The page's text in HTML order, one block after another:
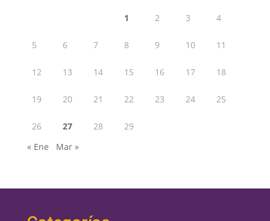
1 2 3 4
5 6 7 8 9 10 11
12 13 14 15 16 17 18
19 20 21 22 23 24 25
26 27 28
29
« Ene
Mar »